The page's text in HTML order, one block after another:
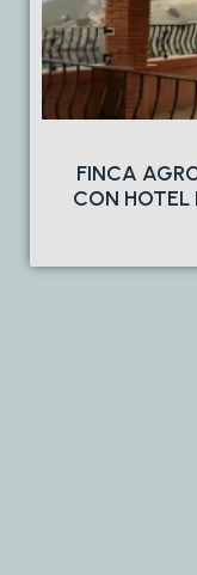
FINCA
CON HOTEL